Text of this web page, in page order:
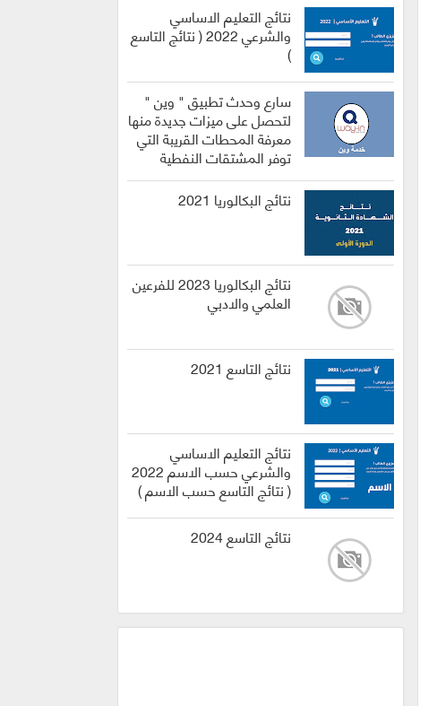
نتائج التعليم الاساسي
والشرعي 2022 ( نتائج التاسع
)
سارع وحدث تطبيق " وين "
لتحصل على ميزات جديدة منها
معرفة المحطات القريبة التي
توفر المشتقات النفطية
نتائج البكالوريا 2021
نتائج البكالوريا 2023 للفرعين
العلمي والادبي
نتائج التاسع 2021
نتائج التعليم الاساسي
والشرعي حسب الاسم 2022
( نتائج التاسع حسب الاسم )
نتائج التاسع 2024